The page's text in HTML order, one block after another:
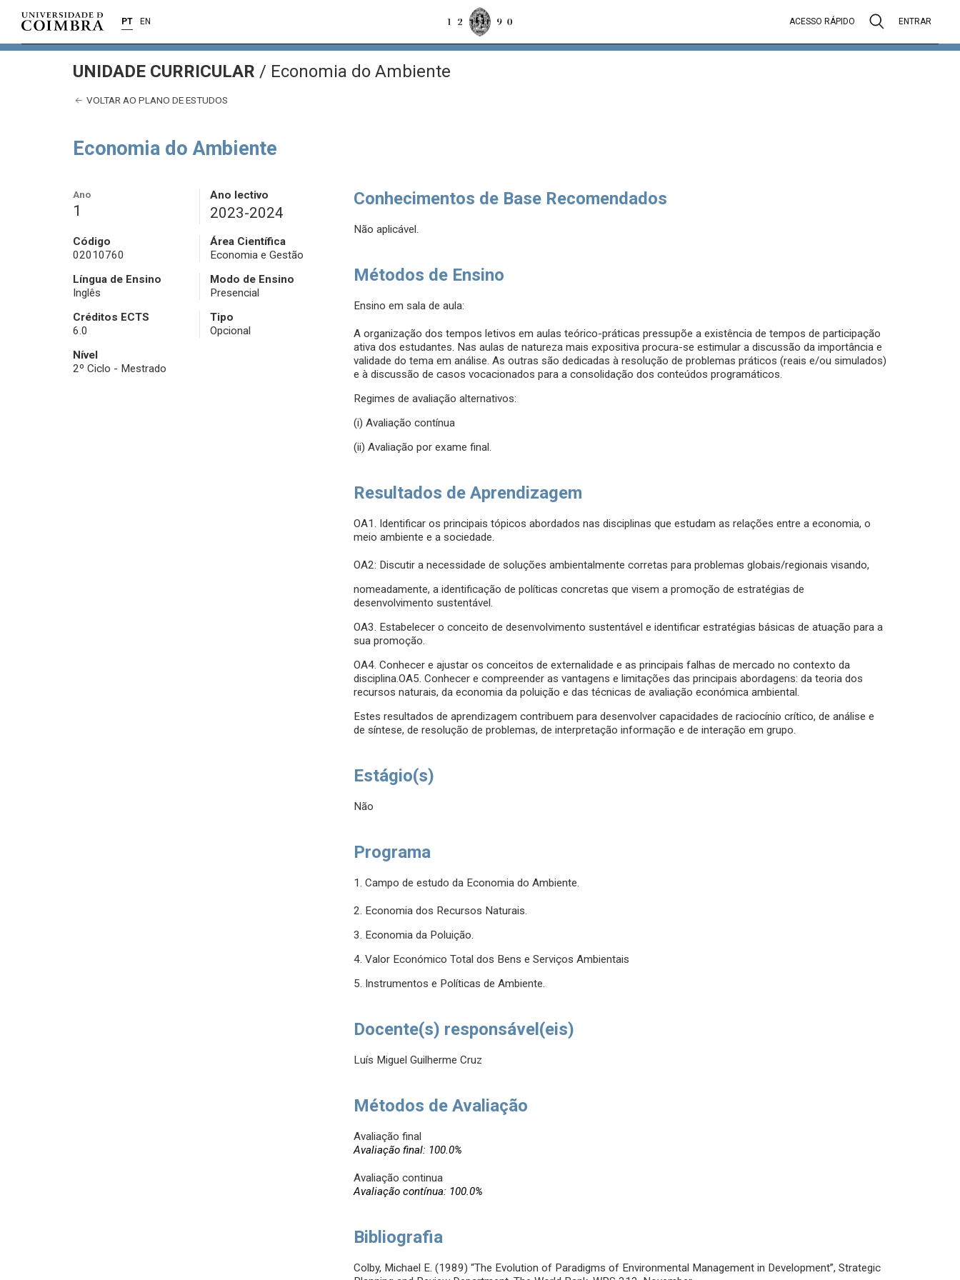
PT EN ACESSO RÁPIDO ENTRAR
UNIDADE CURRICULAR / Economia do Ambiente
VOLTAR AO PLANO DE ESTUDOS
Economia do Ambiente
Ano
1
Ano lectivo
2023-2024
Código
02010760
Área Científica
Economia e Gestão
Língua de Ensino
Inglês
Modo de Ensino
Presencial
Créditos ECTS
6.0
Tipo
Opcional
Nível
2º Ciclo - Mestrado
Conhecimentos de Base Recomendados
Não aplicável.
Métodos de Ensino
Ensino em sala de aula:
A organização dos tempos letivos em aulas teórico-práticas pressupõe a existência de tempos de participação
ativa dos estudantes. Nas aulas de natureza mais expositiva procura-se estimular a discussão da importância e
validade do tema em análise. As outras são dedicadas à resolução de problemas práticos (reais e/ou simulados)
e à discussão de casos vocacionados para a consolidação dos conteúdos programáticos.
Regimes de avaliação alternativos:
(i) Avaliação contínua
(ii) Avaliação por exame final.
Resultados de Aprendizagem
OA1. Identificar os principais tópicos abordados nas disciplinas que estudam as relações entre a economia, o
meio ambiente e a sociedade.
OA2: Discutir a necessidade de soluções ambientalmente corretas para problemas globais/regionais visando,
nomeadamente, a identificação de políticas concretas que visem a promoção de estratégias de
desenvolvimento sustentável.
OA3. Estabelecer o conceito de desenvolvimento sustentável e identificar estratégias básicas de atuação para a
sua promoção.
OA4. Conhecer e ajustar os conceitos de externalidade e as principais falhas de mercado no contexto da
disciplina.OA5. Conhecer e compreender as vantagens e limitações das principais abordagens: da teoria dos
recursos naturais, da economia da poluição e das técnicas de avaliação económica ambiental.
Estes resultados de aprendizagem contribuem para desenvolver capacidades de raciocínio crítico, de análise e
de síntese, de resolução de problemas, de interpretação informação e de interação em grupo.
Estágio(s)
Não
Programa
1. Campo de estudo da Economia do Ambiente.
2. Economia dos Recursos Naturais.
3. Economia da Poluição.
4. Valor Económico Total dos Bens e Serviços Ambientais
5. Instrumentos e Políticas de Ambiente.
Docente(s) responsável(eis)
Luís Miguel Guilherme Cruz
Métodos de Avaliação
Avaliação final
Avaliação final: 100.0%
Avaliação continua
Avaliação contínua: 100.0%
Bibliografia
Colby, Michael E. (1989) “The Evolution of Paradigms of Environmental Management in Development”, Strategic